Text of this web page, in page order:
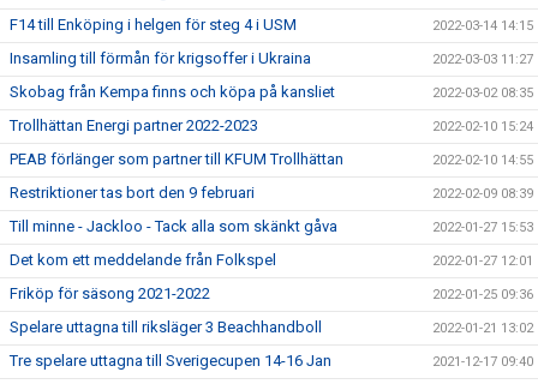
F14 till Enköping i helgen för steg 4 i USM 2022-03-14 14:15
Insamling till förmån för krigsoffer i Ukraina 2022-03-03 11:27
Skobag från Kempa finns och köpa på kansliet 2022-03-02 08:35
Trollhättan Energi partner 2022-2023 2022-02-10 15:24
PEAB förlänger som partner till KFUM Trollhättan 2022-02-10 14:55
Restriktioner tas bort den 9 februari 2022-02-09 08:39
Till minne - Jackloo - Tack alla som skänkt gåva 2022-01-27 15:53
Det kom ett meddelande från Folkspel 2022-01-27 12:01
Friköp för säsong 2021-2022 2022-01-25 09:36
Spelare uttagna till riksläger 3 Beachhandboll 2022-01-21 13:02
Tre spelare uttagna till Sverigecupen 14-16 Jan 2021-12-17 09:40